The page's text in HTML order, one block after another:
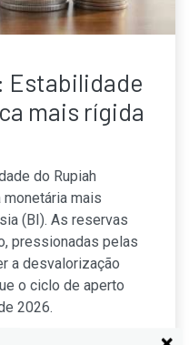
Estabilidade
mais rígida
do Rupiah
mais
(BI). As reservas
pressionadas pelas
a desvalorização
o ciclo de aperto
2026.